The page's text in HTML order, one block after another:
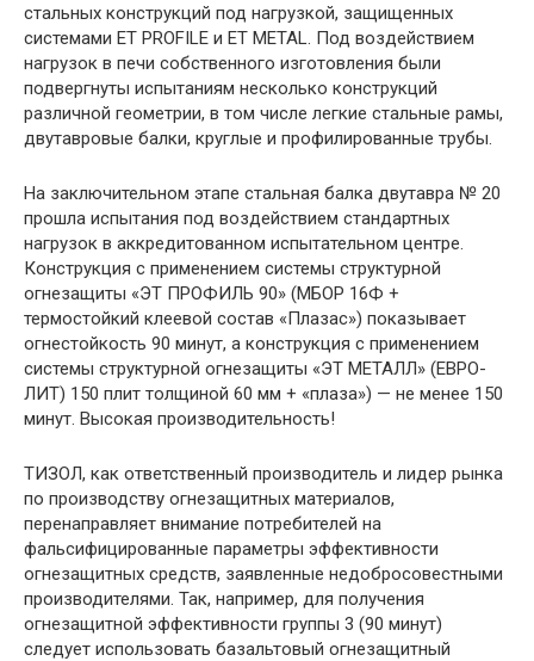
стальных конструкций под нагрузкой, защищенных
системами ET PROFILE и ET METAL. Под воздействием
нагрузок в печи собственного изготовления были
подвергнуты испытаниям несколько конструкций
различной геометрии, в том числе легкие стальные рамы,
двутавровые балки, круглые и профилированные трубы.
На заключительном этапе стальная балка двутавра № 20
прошла испытания под воздействием стандартных
нагрузок в аккредитованном испытательном центре.
Конструкция с применением системы структурной
огнезащиты «ЭТ ПРОФИЛЬ 90» (МБОР 16Ф +
термостойкий клеевой состав «Плазас») показывает
огнестойкость 90 минут, а конструкция с применением
системы структурной огнезащиты «ЭТ МЕТАЛЛ» (ЕВРО-
ЛИТ) 150 плит толщиной 60 мм + «плаза») — не менее 150
минут. Высокая производительность!
ТИЗОЛ, как ответственный производитель и лидер рынка
по производству огнезащитных материалов,
перенаправляет внимание потребителей на
фальсифицированные параметры эффективности
огнезащитных средств, заявленные недобросовестными
производителями. Так, например, для получения
огнезащитной эффективности группы 3 (90 минут)
следует использовать базальтовый огнезащитный